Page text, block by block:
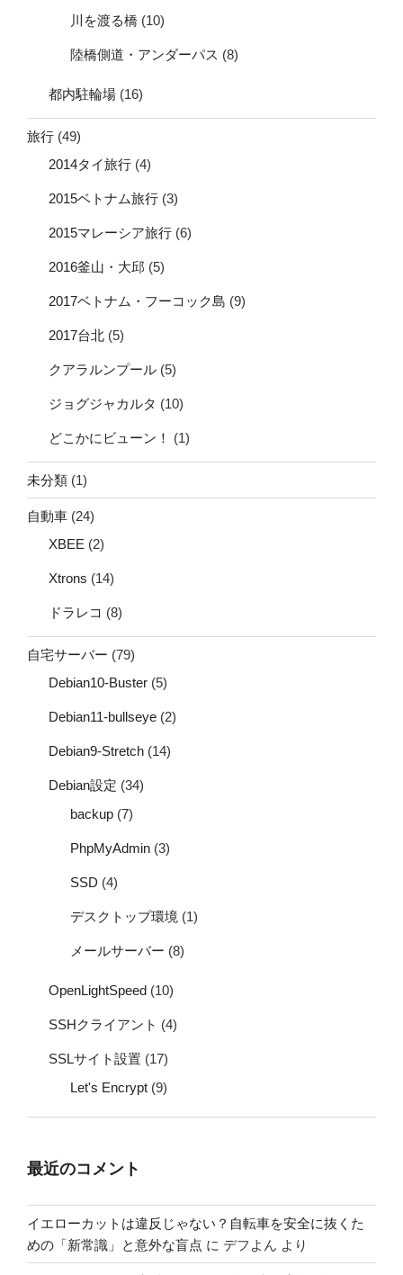
川を渡る橋 (10)
陸橋側道・アンダーパス (8)
都内駐輪場 (16)
旅行 (49)
2014タイ旅行 (4)
2015ベトナム旅行 (3)
2015マレーシア旅行 (6)
2016釜山・大邱 (5)
2017ベトナム・フーコック島 (9)
2017台北 (5)
クアラルンプール (5)
ジョグジャカルタ (10)
どこかにビューン！ (1)
未分類 (1)
自動車 (24)
XBEE (2)
Xtrons (14)
ドラレコ (8)
自宅サーバー (79)
Debian10-Buster (5)
Debian11-bullseye (2)
Debian9-Stretch (14)
Debian設定 (34)
backup (7)
PhpMyAdmin (3)
SSD (4)
デスクトップ環境 (1)
メールサーバー (8)
OpenLightSpeed (10)
SSHクライアント (4)
SSLサイト設置 (17)
Let's Encrypt (9)
最近のコメント
イエローカットは違反じゃない？自転車を安全に抜くた
めの「新常識」と意外な盲点 に デフよん より